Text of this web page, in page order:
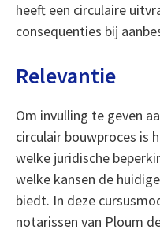
heeft een circulaire
consequenties bij
Relevantie
Om invulling te geven
circulair bouwproces is
welke juridische
welke kansen de
biedt. In deze
notarissen van Ploum